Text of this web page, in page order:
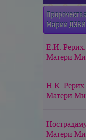
Марии ДЭВИ
Е.И.
Матери
Н.К.
Матери
Матери